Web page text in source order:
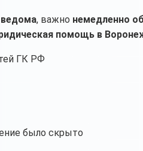
, важно немедленно
помощь в
ГК РФ
было скрыто